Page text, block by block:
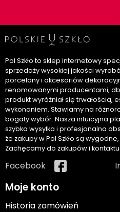
Pol Szkło to sklep internetowy
sprzedaży wysokiej jakości
porcelany i akcesoriów
renomowanymi producentami,
produkt wyróżniał się trwałością,
wykonaniem. Stawiamy na
bogaty wybór. Nasza intuicyjna
szybka wysyłka i profesjonalna
że zakupy w Pol Szkło są
Zachęcamy do zakupów i kontaktu
Facebook
Moje konto
Historia zamówień